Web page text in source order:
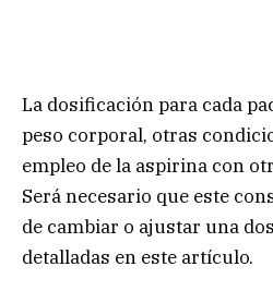
La dosificación para cada
peso corporal, otras
empleo de la aspirina con
Será necesario que este
de cambiar o ajustar una
detalladas en este artículo.